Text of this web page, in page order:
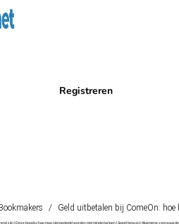
Registreren
/ Geld uitbetalen bij ComeOn:
zijn | Deze boodschap mag niet gedeeld worden met minderjarigen | Speel bewust | Algemene